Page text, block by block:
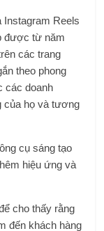
Instagram Reels
được từ năm
các trang
theo phong
các doanh
của họ và tương
cụ sáng tạo
hiệu ứng và
cho thấy rằng
đến khách hàng